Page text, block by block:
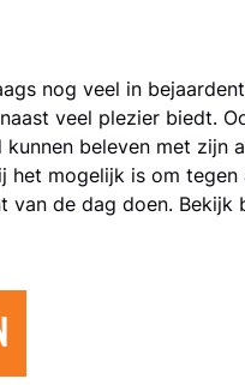
nog veel in
veel plezier biedt.
beleven met
het mogelijk is om
van de dag doen.